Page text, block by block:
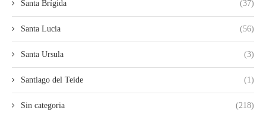
Santa Brígida (37)
Santa Lucia (56)
Santa Ursula (3)
Santiago del Teide (1)
Sin categoria (218)